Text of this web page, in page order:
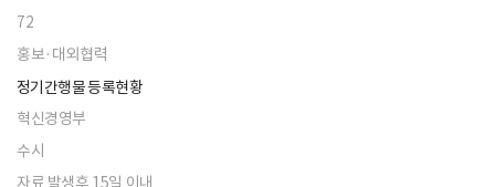
72
홍보·대외협력
정기간행물 등록현황
혁신경영부
수시
자료 발생후 15일 이내